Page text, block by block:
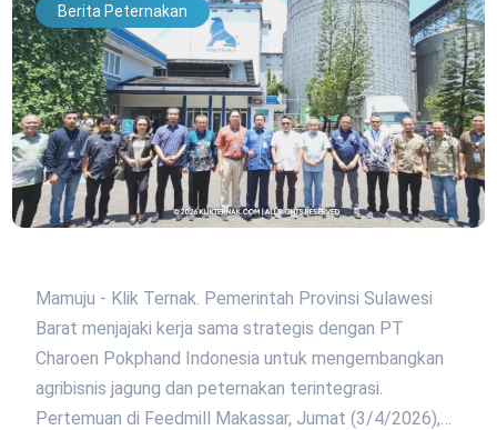
Berita Peternakan
Mamuju - Klik Ternak. Pemerintah Provinsi Sulawesi
Barat menjajaki kerja sama strategis dengan PT
Charoen Pokphand Indonesia untuk mengembangkan
agribisnis jagung dan peternakan terintegrasi.
Pertemuan di Feedmill Makassar, Jumat (3/4/2026),…